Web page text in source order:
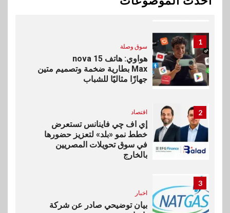
1
سوق وصلة
هواوي: هاتف nova 15
Max بطارية ضخمة وتصميم متين
جهازًا مثاليًا للشباب
2 اقتصاد
إي اف چي فاينانس تستعرض
خطط نمو «بلد» لتعزيز حضورها
في سوق تحويلات المصريين
بالخارج
3
اخبار
بيان توضيحي صادر عن شركة